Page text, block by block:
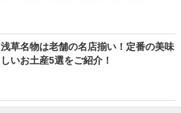
浅草名物は老舗の名店揃い！定番の美味
しいお土産5選をご紹介！